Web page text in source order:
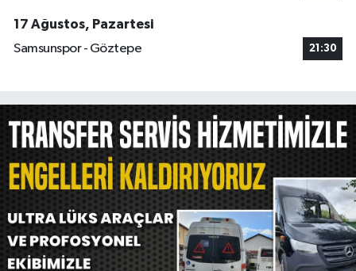
17 Ağustos, Pazartesi
Samsunspor - Göztepe
21:30